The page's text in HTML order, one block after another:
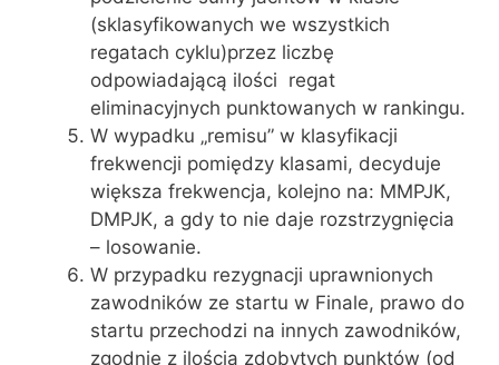
(sklasyfikowanych we wszystkich
regatach cyklu)przez liczbę
odpowiadającą ilości regat
eliminacyjnych punktowanych w rankingu.
W wypadku „remisu” w klasyfikacji
frekwencji pomiędzy klasami, decyduje
większa frekwencja, kolejno na: MMPJK,
DMPJK, a gdy to nie daje rozstrzygnięcia
– losowanie.
W przypadku rezygnacji uprawnionych
zawodników ze startu w Finale, prawo do
startu przechodzi na innych zawodników,
zgodnie z ilością zdobytych punktów (od